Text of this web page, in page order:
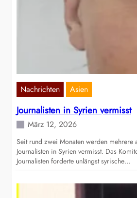
Nachrichten Asien
Journalisten in Syrien vermisst
März 12, 2026
Seit rund zwei Monaten werden mehrere
Journalisten in Syrien vermisst. Das
Journalisten forderte unlängst syrische…